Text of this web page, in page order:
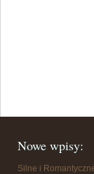
Nowe wpisy:
Silne i